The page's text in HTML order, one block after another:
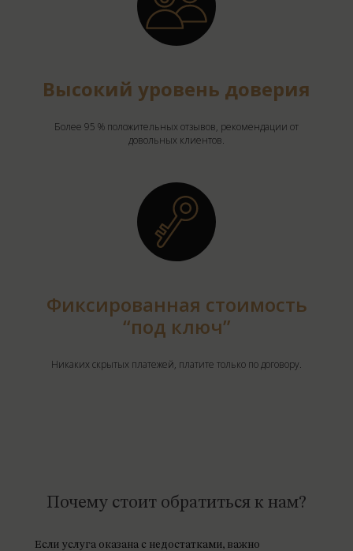
Высокий уровень доверия
Более 95 % положительных отзывов, рекомендации от
довольных клиентов.
Фиксированная стоимость
“под ключ”
Никаких скрытых платежей, платите только по договору.
Почему стоит обратиться к нам?
Если услуга оказана с недостатками, важно